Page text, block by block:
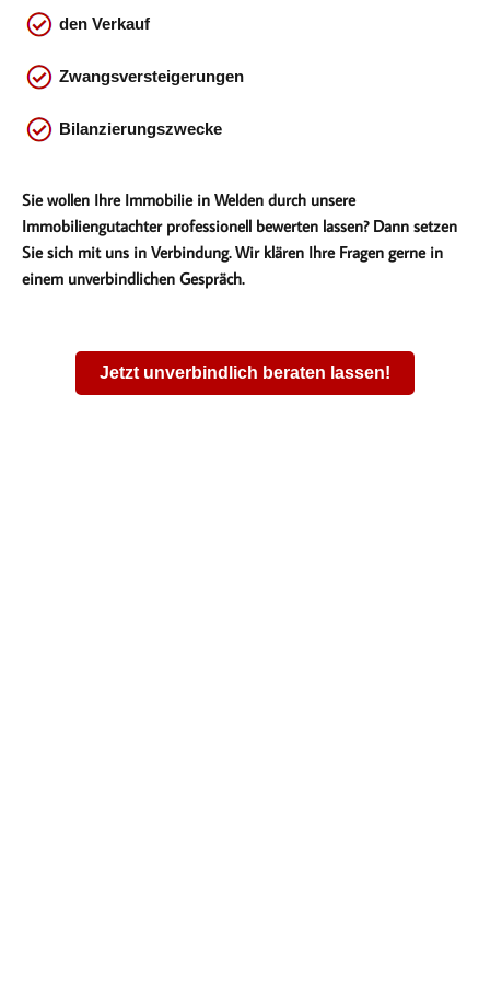
den Verkauf
Zwangsversteigerungen
Bilanzierungszwecke
Sie wollen Ihre Immobilie in Welden durch unsere
Immobiliengutachter professionell bewerten lassen? Dann setzen
Sie sich mit uns in Verbindung. Wir klären Ihre Fragen gerne in
einem unverbindlichen Gespräch.
Jetzt unverbindlich beraten lassen!